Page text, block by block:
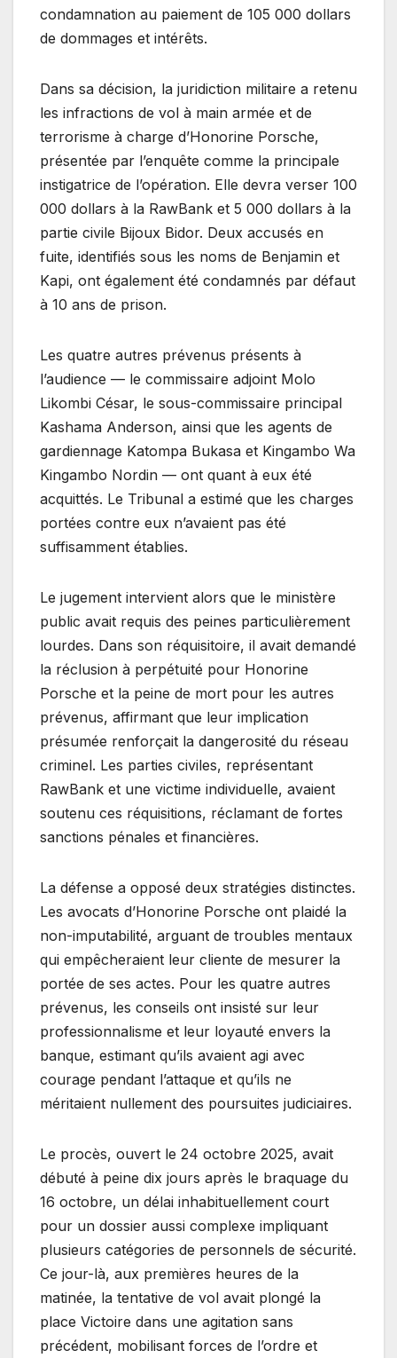
condamnation au paiement de 105 000 dollars
de dommages et intérêts.
Dans sa décision, la juridiction militaire a retenu
les infractions de vol à main armée et de
terrorisme à charge d’Honorine Porsche,
présentée par l’enquête comme la principale
instigatrice de l’opération. Elle devra verser 100
000 dollars à la RawBank et 5 000 dollars à la
partie civile Bijoux Bidor. Deux accusés en
fuite, identifiés sous les noms de Benjamin et
Kapi, ont également été condamnés par défaut
à 10 ans de prison.
Les quatre autres prévenus présents à
l’audience — le commissaire adjoint Molo
Likombi César, le sous-commissaire principal
Kashama Anderson, ainsi que les agents de
gardiennage Katompa Bukasa et Kingambo Wa
Kingambo Nordin — ont quant à eux été
acquittés. Le Tribunal a estimé que les charges
portées contre eux n’avaient pas été
suffisamment établies.
Le jugement intervient alors que le ministère
public avait requis des peines particulièrement
lourdes. Dans son réquisitoire, il avait demandé
la réclusion à perpétuité pour Honorine
Porsche et la peine de mort pour les autres
prévenus, affirmant que leur implication
présumée renforçait la dangerosité du réseau
criminel. Les parties civiles, représentant
RawBank et une victime individuelle, avaient
soutenu ces réquisitions, réclamant de fortes
sanctions pénales et financières.
La défense a opposé deux stratégies distinctes.
Les avocats d’Honorine Porsche ont plaidé la
non-imputabilité, arguant de troubles mentaux
qui empêcheraient leur cliente de mesurer la
portée de ses actes. Pour les quatre autres
prévenus, les conseils ont insisté sur leur
professionnalisme et leur loyauté envers la
banque, estimant qu’ils avaient agi avec
courage pendant l’attaque et qu’ils ne
méritaient nullement des poursuites judiciaires.
Le procès, ouvert le 24 octobre 2025, avait
débuté à peine dix jours après le braquage du
16 octobre, un délai inhabituellement court
pour un dossier aussi complexe impliquant
plusieurs catégories de personnels de sécurité.
Ce jour-là, aux premières heures de la
matinée, la tentative de vol avait plongé la
place Victoire dans une agitation sans
précédent, mobilisant forces de l’ordre et